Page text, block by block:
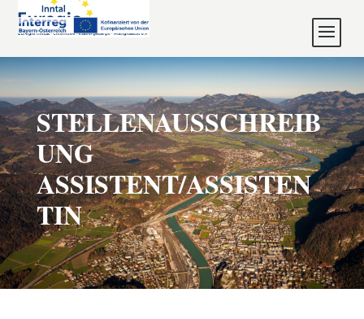
STELLENAUSSCHREIB
UNG
ASSISTENT/ASSISTEN
TIN